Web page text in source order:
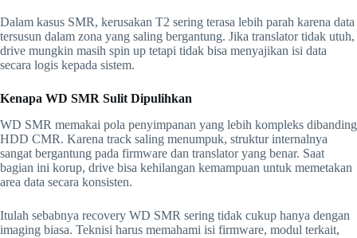
Dalam kasus SMR, kerusakan T2 sering terasa lebih parah karena data
tersusun dalam zona yang saling bergantung. Jika translator tidak utuh,
drive mungkin masih spin up tetapi tidak bisa menyajikan isi data
secara logis kepada sistem.
Kenapa WD SMR Sulit Dipulihkan
WD SMR memakai pola penyimpanan yang lebih kompleks dibanding
HDD CMR. Karena track saling menumpuk, struktur internalnya
sangat bergantung pada firmware dan translator yang benar. Saat
bagian ini korup, drive bisa kehilangan kemampuan untuk memetakan
area data secara konsisten.
Itulah sebabnya recovery WD SMR sering tidak cukup hanya dengan
imaging biasa. Teknisi harus memahami isi firmware, modul terkait,